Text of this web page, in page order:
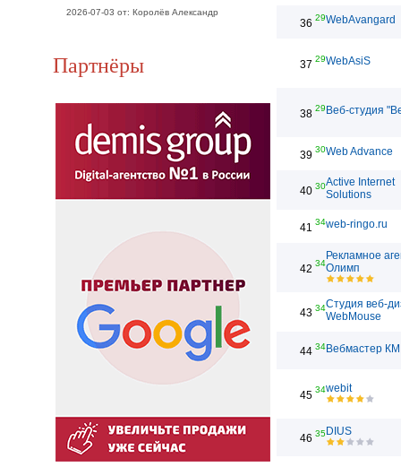
2026-07-03 от: Королёв Александр
Партнёры
36 29WebAvangard
37 29WebAsiS
38 29 Веб-студия
39 30Web Advance
40 30Active Internet
Solutions
41 34web-ringo.ru
42 34
Рекламное
Олимп
43 34Студия веб-
WebMouse
44 34Вебмастер
45 34webit
46 35DIUS